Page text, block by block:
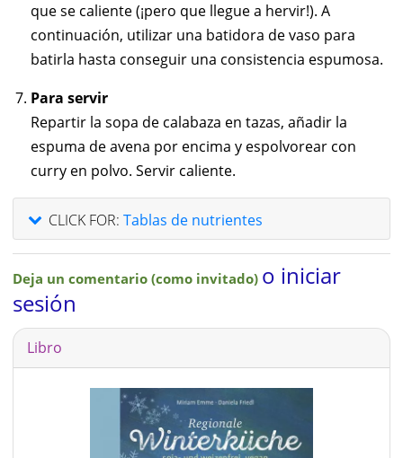
que se caliente (¡pero que llegue a hervir!). A
continuación, utilizar una batidora de vaso para
batirla hasta conseguir una consistencia espumosa.
Para servir
Repartir la sopa de calabaza en tazas, añadir la
espuma de avena por encima y espolvorear con
curry en polvo. Servir caliente.
CLICK FOR: Tablas de nutrientes
Deja un comentario (como invitado) o iniciar
sesión
Libro